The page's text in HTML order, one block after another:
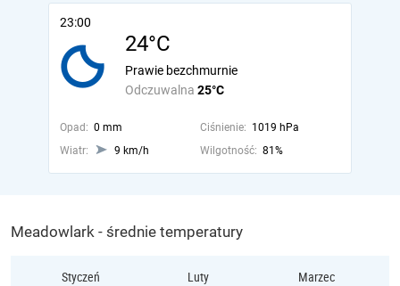
23:00
24°C
Odczuwalna 25°C
Prawie bezchmurnie
Opad: 0 mm Ciśnienie: 1019 hPa
Wiatr:
9 km/h Wilgotność: 81%
Meadowlark - średnie temperatury
Styczeń Luty Marzec